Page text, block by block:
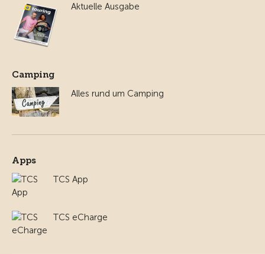
Aktuelle Ausgabe
Camping
Alles rund um Camping
Apps
TCS App
TCS eCharge